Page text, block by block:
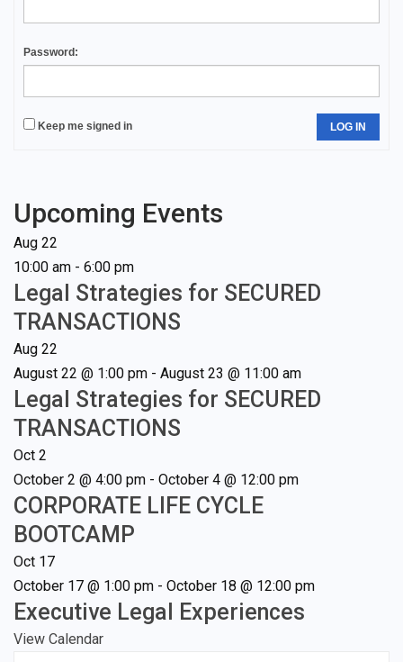
Password:
Keep me signed in LOG IN
Upcoming Events
Aug 22
10:00 am - 6:00 pm
Legal Strategies for SECURED
TRANSACTIONS
Aug 22
August 22 @ 1:00 pm - August 23 @ 11:00 am
Legal Strategies for SECURED
TRANSACTIONS
Oct 2
October 2 @ 4:00 pm - October 4 @ 12:00 pm
CORPORATE LIFE CYCLE
BOOTCAMP
Oct 17
October 17 @ 1:00 pm - October 18 @ 12:00 pm
Executive Legal Experiences
View Calendar